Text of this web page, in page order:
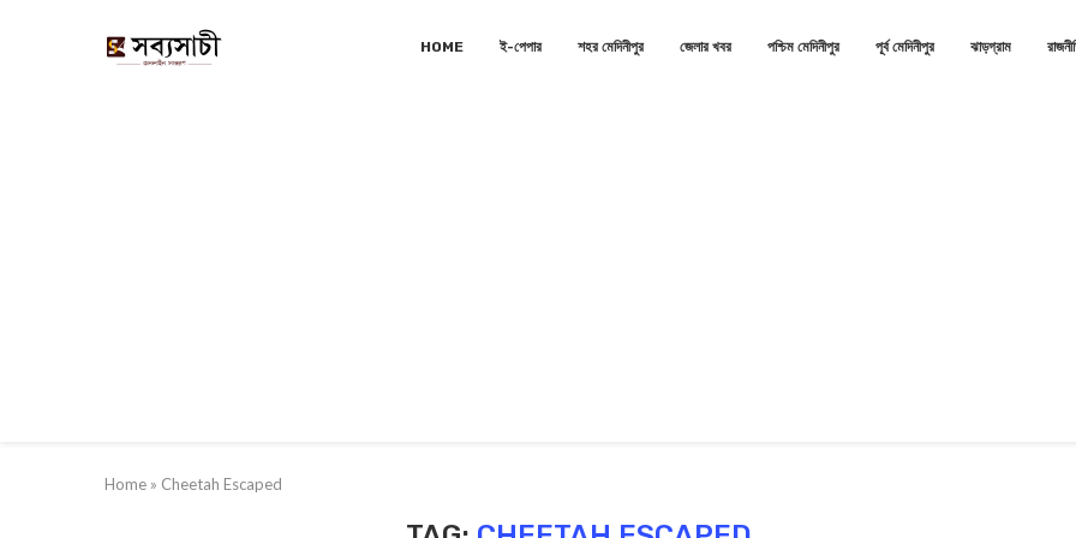
HOME ই-পেপার শহর মেদিনীপুর জেলার খবর পশ্চিম মেদিনীপুর পূর্ব মেদিনীপুর ঝাড়গ্রাম
Home » Cheetah Escaped